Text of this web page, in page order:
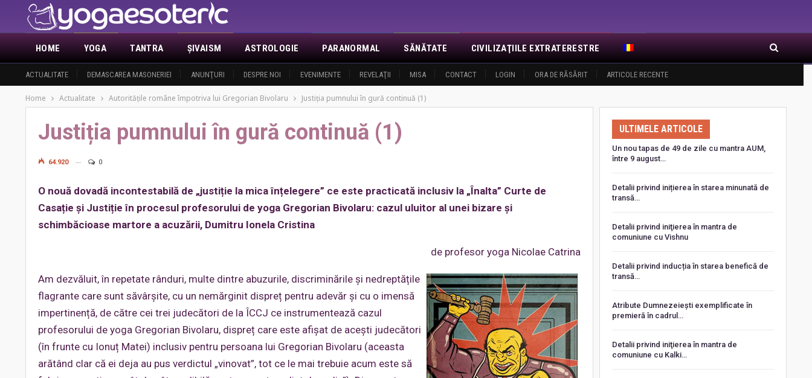
HOME
ACTUALITATE DEMASCAREA MASONERIEI ANUNŢURI DESPRE NOI EVENIMENTE REVELAŢII MISA CONTACT LOGIN ORA DE RĂSĂRIT ARTICOLE RECENTE
YOGA TANTRA ŞIVAISM ASTROLOGIE PARANORMAL SĂNĂTATE CIVILIZAŢIILE EXTRATERESTRE
Home Actualitate Autorităţile române împotriva lui Gregorian Bivolaru Justiția pumnului în gură continuă (1)
Justiția pumnului în gură continuă (1)
64.920 0
O nouă dovadă incontestabilă de „justiție la mica înțelegere” ce este practicată inclusiv la „Înalta” Curte de
Casație și Justiție în procesul profesorului de yoga Gregorian Bivolaru: cazul uluitor al unei bizare și
schimbăcioase martore a acuzării, Dumitru Ionela Cristina
de profesor yoga Nicolae Catrina
Am dezvăluit, în repetate rânduri, multe dintre abuzurile, discriminările și nedreptățile
flagrante care sunt săvârșite, cu un nemărginit dispreț pentru adevăr și cu o imensă
impertinență, de către cei trei judecători de la ÎCCJ ce instrumentează cazul
profesorului de yoga Gregorian Bivolaru, dispreț care este afișat de acești judecători
(în frunte cu Ionuț Matei) inclusiv pentru persoana lui Gregorian Bivolaru (aceasta
arătând clar că ei deja au pus verdictul „vinovat”, tot ce le mai trebuie acum este să
ULTIMELE ARTICOLE
Un nou tapas de 49 de zile cu mantra AUM,
între 9 august…
Detalii privind inițierea în starea minunată de
transă…
Detalii privind iniţierea în mantra de
comuniune cu Vishnu
Detalii privind inducția în starea benefică de
transă…
Atribute Dumnezeiești exemplificate în
premieră în cadrul…
Detalii privind iniţierea în mantra de
comuniune cu Kalki…